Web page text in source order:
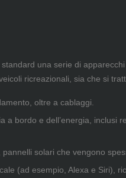
una serie di
ricreazionali, sia che si
oltre a cablaggi.
a bordo e dell’energia,
solari che vengono
(ad esempio, Alexa e Siri),